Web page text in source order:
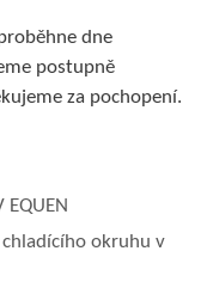
dne
postupně
za pochopení.
okruhu v